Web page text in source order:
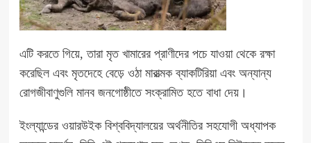
এটি করতে গিয়ে, তারা মৃত খামারের প্রাণীদের পচে যাওয়া থেকে রক্ষা
করেছিল এবং মৃতদেহে বেড়ে ওঠা মারাত্মক ব্যাকটিরিয়া এবং অন্যান্য
রোগজীবাণুগুলি মানব জনগোষ্ঠীতে সংক্রামিত হতে বাধা দেয়।
ইংল্যান্ডের ওয়ারউইক বিশ্ববিদ্যালয়ের অর্থনীতির সহযোগী অধ্যাপক